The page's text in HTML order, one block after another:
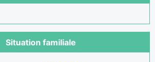
Situation familiale